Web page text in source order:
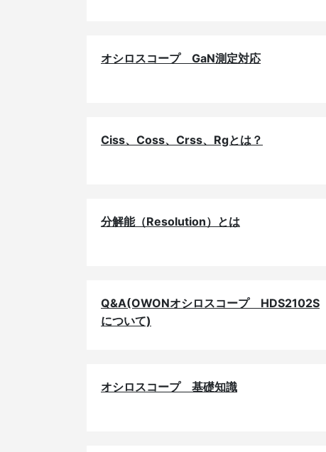
オシロスコープ GaN測定対応
Ciss、Coss、Crss、Rgとは？
分解能（Resolution）とは
Q&A(OWONオシロスコープ HDS2102S
について)
オシロスコープ 基礎知識